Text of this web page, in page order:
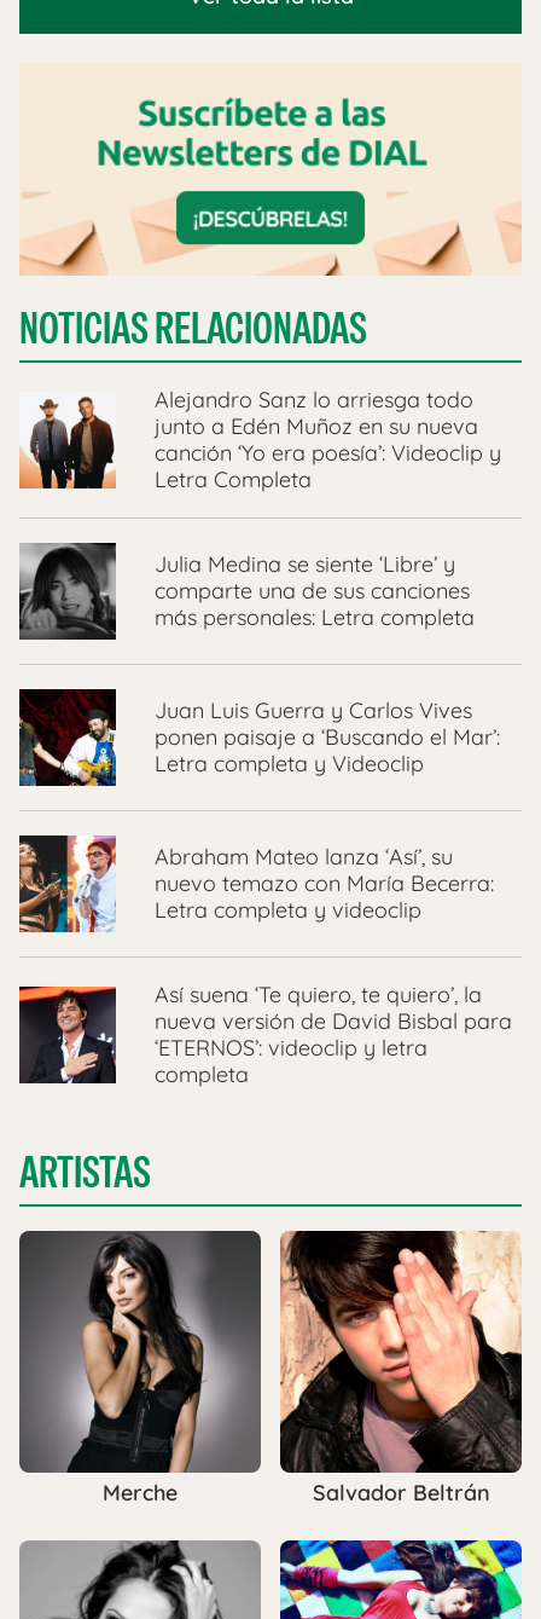
NOTICIAS RELACIONADAS
Alejandro Sanz lo arriesga todo
junto a Edén Muñoz en su nueva
canción ‘Yo era poesía’: Videoclip y
Letra Completa
Julia Medina se siente ‘Libre’ y
comparte una de sus canciones
más personales: Letra completa
Juan Luis Guerra y Carlos Vives
ponen paisaje a ‘Buscando el Mar’:
Letra completa y Videoclip
Abraham Mateo lanza ‘Así’, su
nuevo temazo con María Becerra:
Letra completa y videoclip
Así suena ‘Te quiero, te quiero’, la
nueva versión de David Bisbal para
‘ETERNOS’: videoclip y letra
completa
ARTISTAS
Merche Salvador Beltrán